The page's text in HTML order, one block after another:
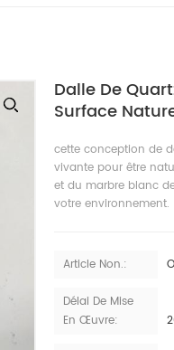
Dalle De
Surface
cette conception de
vivante pour être
et du marbre blanc
votre environnement.
Article Non.:
Délai De Mise
En Œuvre: